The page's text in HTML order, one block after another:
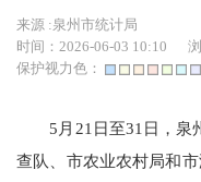
来源 :泉州市统计局
时间：2026-06-03 10:10
保护视力色：
5月21日至31日，泉
查队、市农业农村局和